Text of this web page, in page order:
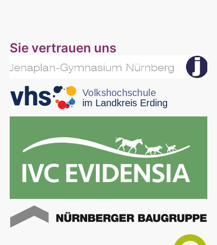
Sie vertrauen uns